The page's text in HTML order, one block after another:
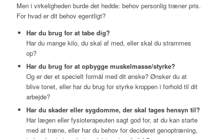
Men i virkeligheden burde det hedde: behov personlig træner pris.
For hvad er dit behov egentligt?
Har du brug for at tabe dig?
Har du mange kilo, du skal af med, eller skal du strammes
op?
Har du brug for at opbygge muskelmasse/styrke?
Og er der et specielt formål med dit ønske? Ønsker du at
blive tonet, eller har du brug for styrke kroppen i forhold til dit
arbejde?
Har du skader eller sygdomme, der skal tages hensyn til?
Har lægen eller fysioterapeuten sagt god for, at du kan starte
med at træne, eller har du behov for decideret genoptræning,